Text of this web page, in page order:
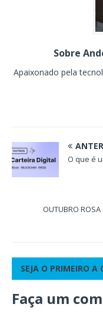
Sobre
Apaixonado pela
O que é
OUTUBRO
SEJA O PRIMEIRO A
Faça um